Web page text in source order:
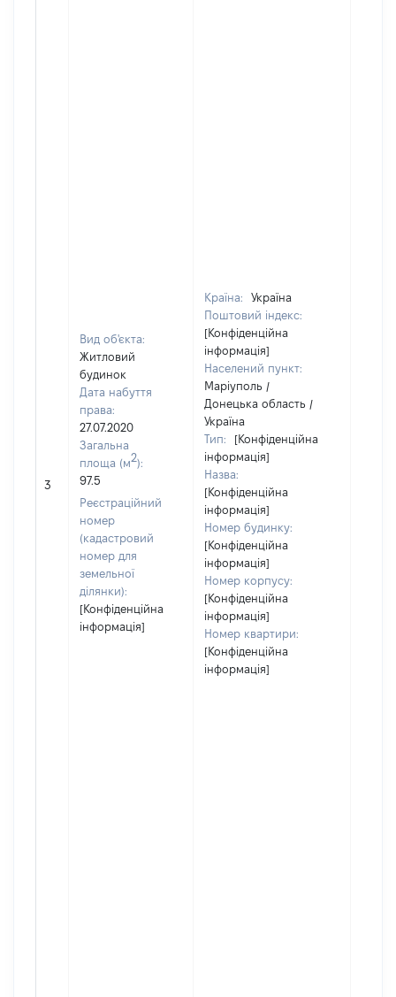
3
Вид об'єкта:
Житловий
будинок
Дата набуття
права:
27.07.2020
Загальна
площа (м2):
97.5
Реєстраційний
номер
(кадастровий
номер для
земельної
ділянки):
[Конфіденційна
інформація]
Країна:
Україна
Поштовий індекс:
[Конфіденційна
інформація]
Населений пункт:
Маріуполь /
Донецька область /
Україна
Тип:
[Конфіденційна
інформація]
Назва:
[Конфіденційна
інформація]
Номер будинку:
[Конфіденційна
інформація]
Номер корпусу:
[Конфіденційна
інформація]
Номер квартири:
[Конфіденційна
інформація]